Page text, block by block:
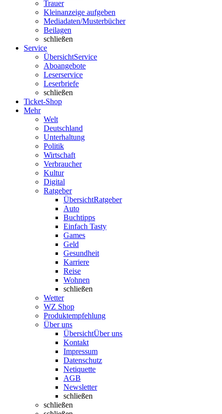
Trauer
Kleinanzeige aufgeben
Mediadaten/Musterbücher
Beilagen
schließen
Service
ÜbersichtService
Aboangebote
Leserservice
Leserbriefe
schließen
Ticket-Shop
Mehr
Welt
Deutschland
Unterhaltung
Politik
Wirtschaft
Verbraucher
Kultur
Digital
Ratgeber
ÜbersichtRatgeber
Auto
Buchtipps
Einfach Tasty
Games
Geld
Gesundheit
Karriere
Reise
Wohnen
schließen
Wetter
WZ Shop
Produktempfehlung
Über uns
ÜbersichtÜber uns
Kontakt
Impressum
Datenschutz
Netiquette
AGB
Newsletter
schließen
schließen